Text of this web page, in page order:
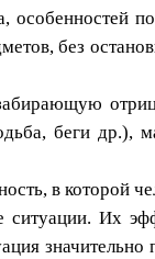
без
беги
в которой
Их